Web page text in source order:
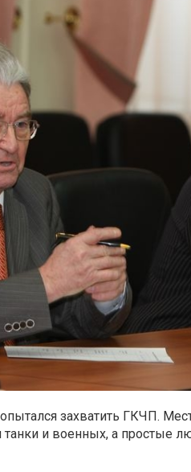
захватить ГКЧП.
и военных, а простые